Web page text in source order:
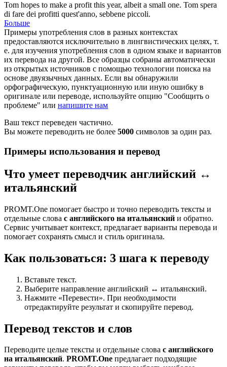
Tom hopes to make a profit this year, albeit a small one. Tom spera
di fare dei profitti quest'anno, sebbene piccoli.
Больше
Примеры употребления слов в разных контекстах
предоставляются исключительно в лингвистических целях, т.
е. для изучения употребления слов в одном языке и вариантов
их перевода на другой. Все образцы собраны автоматически
из открытых источников с помощью технологии поиска на
основе двуязычных данных. Если вы обнаружили
орфографическую, пунктуационную или иную ошибку в
оригинале или переводе, используйте опцию "Сообщить о
проблеме" или напишите нам
Ваш текст переведен частично.
Вы можете переводить не более 5000 символов за один раз.
Примеры использования и перевод
Что умеет переводчик английский ↔
итальянский
PROMT.One помогает быстро и точно переводить тексты и
отдельные слова с английского на итальянский и обратно.
Сервис учитывает контекст, предлагает варианты перевода и
помогает сохранять смысл и стиль оригинала.
Как пользоваться: 3 шага к переводу
Вставьте текст.
Выберите направление английский ↔ итальянский.
Нажмите «Перевести». При необходимости
отредактируйте результат и скопируйте перевод.
Перевод текстов и слов
Переводите целые тексты и отдельные слова с английского
на итальянский. PROMT.One предлагает подходящие